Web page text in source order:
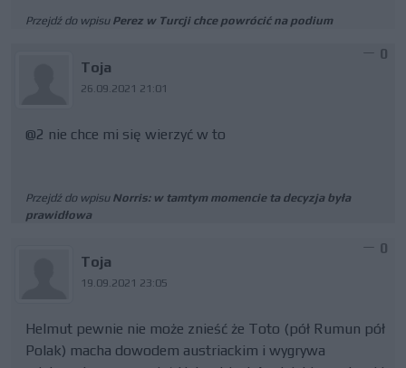
Przejdź do wpisu Perez w Turcji chce powrócić na podium
Toja
26.09.2021 21:01
0
@2 nie chce mi się wierzyć w to
Przejdź do wpisu Norris: w tamtym momencie ta decyzja była
prawidłowa
Toja
19.09.2021 23:05
0
Helmut pewnie nie może znieść że Toto (pół Rumun pół
Polak) macha dowodem austriackim i wygrywa